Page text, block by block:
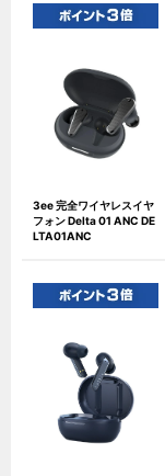
3ee 完全ワイヤレスイヤ
フォン Delta 01 ANC DE
LTA01ANC